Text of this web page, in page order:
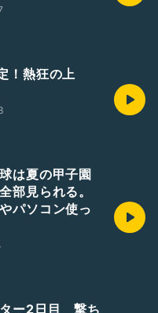
！熱狂の上
は夏の甲子園
部見られる。
パソコン使っ
ター2日目 撃ち